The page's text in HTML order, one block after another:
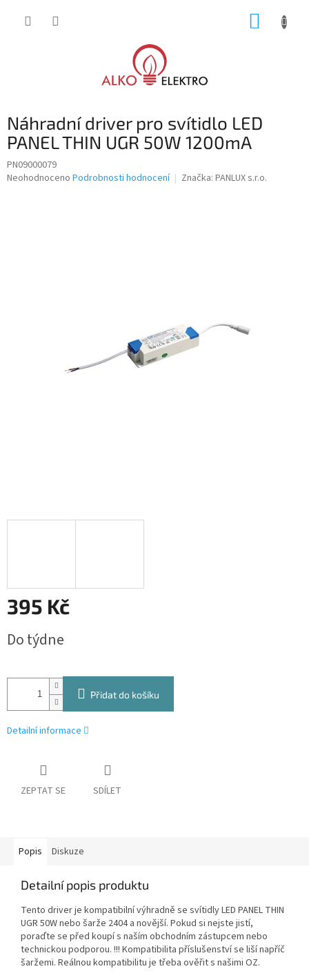
Náhradní driver pro svítidlo LED
PANEL THIN UGR 50W 1200mA
PN09000079
Průměrné
Neohodnoceno Podrobnosti hodnocení Značka: PANLUX s.r.o.
395 Kč
cena:
Do týdne
Přidat do košíku
Detailní informace
ZEPTAT SE SDÍLET
Popis Diskuze
Detailní popis produktu
Tento driver je kompatibilní výhradně se svítidly LED PANEL THIN
UGR 50W nebo šarže 2404 a novější. Pokud si nejste jistí,
poraďte se před koupí s naším obchodním zástupcem nebo
technickou podporou. !!! Kompatibilita příslušenství se liší napříč
šaržemi. Reálnou kompatibilitu je třeba ověřit s našimi OZ.